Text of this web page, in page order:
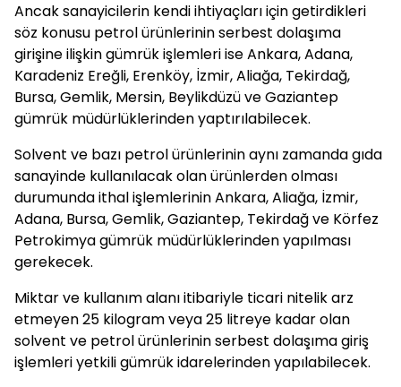
Ancak sanayicilerin kendi ihtiyaçları için getirdikleri
söz konusu petrol ürünlerinin serbest dolaşıma
girişine ilişkin gümrük işlemleri ise Ankara, Adana,
Karadeniz Ereğli, Erenköy, İzmir, Aliağa, Tekirdağ,
Bursa, Gemlik, Mersin, Beylikdüzü ve Gaziantep
gümrük müdürlüklerinden yaptırılabilecek.
Solvent ve bazı petrol ürünlerinin aynı zamanda gıda
sanayinde kullanılacak olan ürünlerden olması
durumunda ithal işlemlerinin Ankara, Aliağa, İzmir,
Adana, Bursa, Gemlik, Gaziantep, Tekirdağ ve Körfez
Petrokimya gümrük müdürlüklerinden yapılması
gerekecek.
Miktar ve kullanım alanı itibariyle ticari nitelik arz
etmeyen 25 kilogram veya 25 litreye kadar olan
solvent ve petrol ürünlerinin serbest dolaşıma giriş
işlemleri yetkili gümrük idarelerinden yapılabilecek.